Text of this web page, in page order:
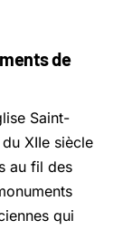
de
Saint-
XIIe siècle
au fil des
qui